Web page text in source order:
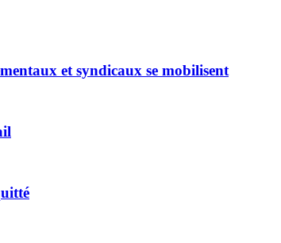
et syndicaux se mobilisent